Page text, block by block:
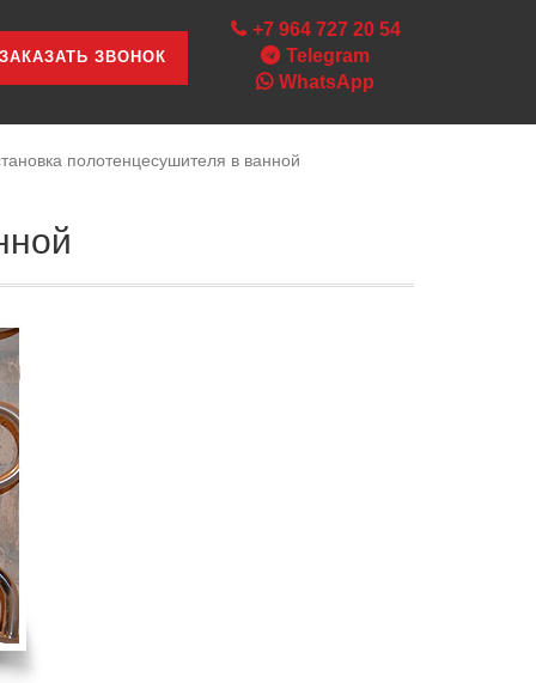
ЗВОНОК
+7 964 727 20 54
Telegram
WhatsApp
полотенцесушителя в ванной